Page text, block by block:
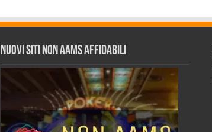
Nuovi siti non AAMS affidabili